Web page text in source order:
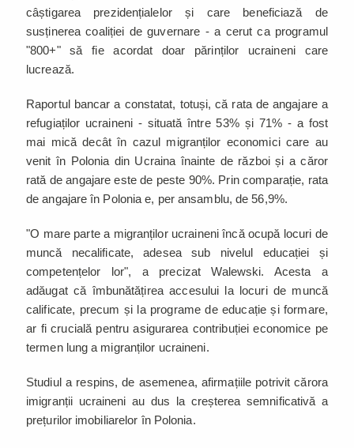
câștigarea prezidențialelor și care beneficiază de
susținerea coaliției de guvernare - a cerut ca programul
"800+" să fie acordat doar părinților ucraineni care
lucrează.
Raportul bancar a constatat, totuși, că rata de angajare a
refugiaților ucraineni - situată între 53% și 71% - a fost
mai mică decât în cazul migranților economici care au
venit în Polonia din Ucraina înainte de război și a căror
rată de angajare este de peste 90%. Prin comparație, rata
de angajare în Polonia e, per ansamblu, de 56,9%.
"O mare parte a migranților ucraineni încă ocupă locuri de
muncă necalificate, adesea sub nivelul educației și
competențelor lor", a precizat Walewski. Acesta a
adăugat că îmbunătățirea accesului la locuri de muncă
calificate, precum și la programe de educație și formare,
ar fi crucială pentru asigurarea contribuției economice pe
termen lung a migranților ucraineni.
Studiul a respins, de asemenea, afirmațiile potrivit cărora
imigranții ucraineni au dus la creșterea semnificativă a
prețurilor imobiliarelor în Polonia.